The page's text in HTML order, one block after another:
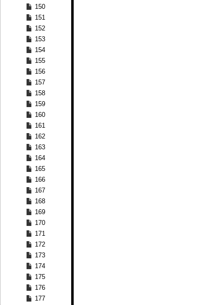
150
151
152
153
154
155
156
157
158
159
160
161
162
163
164
165
166
167
168
169
170
171
172
173
174
175
176
177